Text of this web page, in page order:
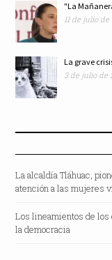
"La
11 de julio de
La grave
3 de julio de
La alcaldía Tláhuac,
atención a las mujeres
Los lineamientos de
la democracia